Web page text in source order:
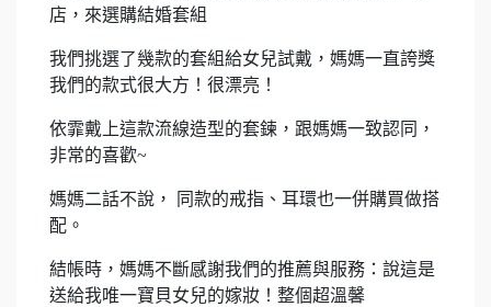
店，來選購結婚套組
我們挑選了幾款的套組給女兒試戴，媽媽一直誇獎
我們的款式很大方！很漂亮！
依霏戴上這款流線造型的套鍊，跟媽媽一致認同，
非常的喜歡~
媽媽二話不說， 同款的戒指、耳環也一併購買做搭
配。
結帳時，媽媽不斷感謝我們的推薦與服務：說這是
送給我唯一寶貝女兒的嫁妝！整個超溫馨